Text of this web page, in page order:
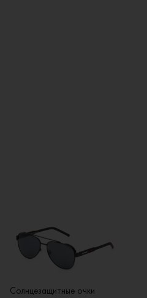
Солнцезащитные очки